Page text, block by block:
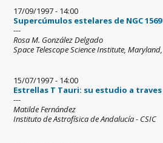
17/09/1997 - 14:00
Supercúmulos estelares de NGC 1569
---
Rosa M. González Delgado
Space Telescope Science Institute,
15/07/1997 - 14:00
Estrellas T Tauri: su estudio a
---
Matilde Fernández
Instituto de Astrofísica de Andalucía - CSIC